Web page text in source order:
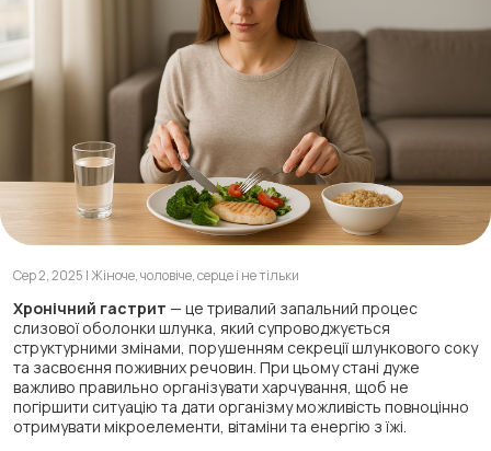
Сер 2, 2025 | Жіноче, чоловіче, серце і не тільки
Хронічний гастрит — це тривалий запальний процес
слизової оболонки шлунка, який супроводжується
структурними змінами, порушенням секреції шлункового соку
та засвоєння поживних речовин. При цьому стані дуже
важливо правильно організувати харчування, щоб не
погіршити ситуацію та дати організму можливість повноцінно
отримувати мікроелементи, вітаміни та енергію з їжі.